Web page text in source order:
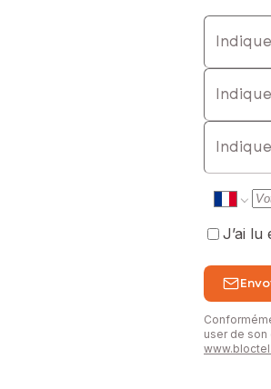
Indiquez
Indiquez
E-mail
J’ai lu
user de son